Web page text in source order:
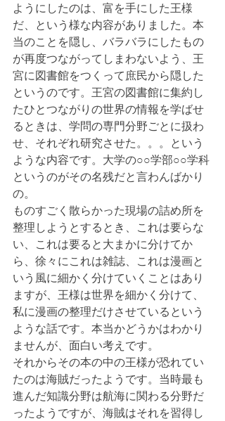
ようにしたのは、富を手にした王様
だ、という様な内容がありました。本
当のことを隠し、バラバラにしたもの
が再度つながってしまわないよう、王
宮に図書館をつくって庶民から隠した
というのです。王宮の図書館に集約し
たひとつながりの世界の情報を学ばせ
るときは、学問の専門分野ごとに扱わ
せ、それぞれ研究させた。。。という
ような内容です。大学の○○学部○○学科
というのがその名残だと言わんばかり
の。
ものすごく散らかった現場の詰め所を
整理しようとするとき、これは要らな
い、これは要ると大まかに分けてか
ら、徐々にこれは雑誌、これは漫画と
いう風に細かく分けていくことはあり
ますが、王様は世界を細かく分けて、
私に漫画の整理だけさせているという
ような話です。本当かどうかはわかり
ませんが、面白い考えです。
それからその本の中の王様が恐れてい
たのは海賊だったようです。当時最も
進んだ知識分野は航海に関わる分野だ
ったようですが、海賊はそれを習得し